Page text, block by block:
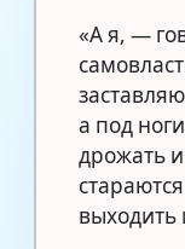
«А я, —
а под
дрожать
выходить